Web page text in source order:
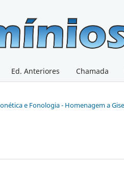
Ed. Anteriores Chamada
e Fonologia - Homenagem a